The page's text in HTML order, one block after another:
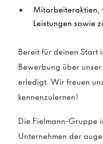
Mitarbeiteraktien,
Leistungen sowie
Bereit für deinen Start
Bewerbung über
erledigt. Wir freuen
kennenzulernen!
Die Fielmann-Gruppe
Unternehmen der